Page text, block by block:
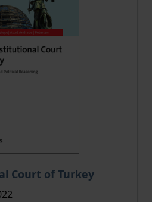
Court of Turkey
the options chosen on the